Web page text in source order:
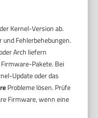
Kernel-Version ab.
und Fehlerbehebungen.
Arch liefern
Pakete. Bei
Update oder das
Probleme lösen. Prüfe
Firmware, wenn eine